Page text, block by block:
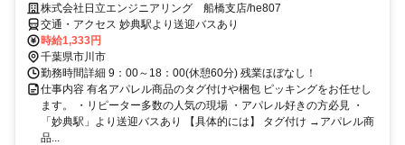
株式会社日立エンジニアリング 船橋支店/he807
交通・アクセス 妙典駅より送迎バスあり
時給1,333円
千葉県市川市
勤務時間詳細 9：00～18：00(休憩60分) 残業ほぼなし！
仕事内容 有名アパレル商品のタグ付けや梱包 ピッキングをお任せし
ます。 ・リピーター多数の人気の現場 ・アパレル好きの方必見 ・
「妙典駅」より送迎バスあり 【具体的には】 タグ付け →アパレル商
品...